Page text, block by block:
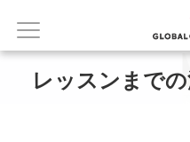
レッスンまで